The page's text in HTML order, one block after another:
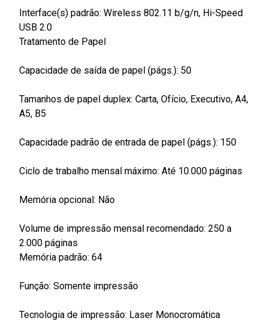
Interface(s) padrão: Wireless 802.11 b/g/n, Hi-Speed
USB 2.0
Tratamento de Papel
Capacidade de saída de papel (págs.): 50
Tamanhos de papel duplex: Carta, Ofício, Executivo, A4,
A5, B5
Capacidade padrão de entrada de papel (págs.): 150
Ciclo de trabalho mensal máximo: Até 10.000 páginas
Memória opcional: Não
Volume de impressão mensal recomendado: 250 a
2.000 páginas
Memória padrão: 64
Função: Somente impressão
Tecnologia de impressão: Laser Monocromática